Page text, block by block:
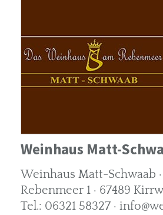
Weinhaus Matt-
Weinhaus Matt-Schwaab
Rebenmeer 1 · 67489
Tel.: 06321 58327 ·